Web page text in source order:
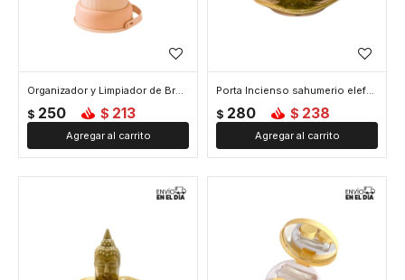
Organizador y Limpiador de Brochas - Amarillo
$ 250 $ 213
Porta Incienso sahumerio elefante redondo - Amarillo
$ 280 $ 238